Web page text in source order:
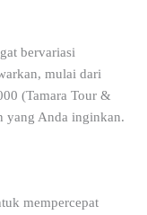
bervariasi
mulai dari
(Tamara Tour &
yang Anda inginkan.
mempercepat